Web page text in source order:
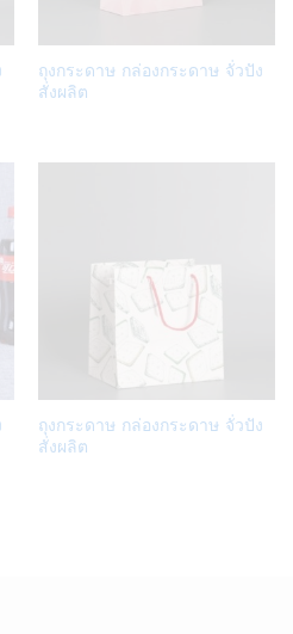
Add
ถุงกระดาษ กล่องกระดาษ จั่วปัง
สั่งผลิต
Add
ถุงกระดาษ กล่องกระดาษ จั่วปัง
สั่งผลิต